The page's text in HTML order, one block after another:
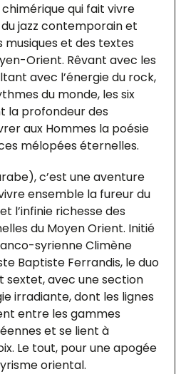
qui fait vivre
jazz contemporain et
musiques et des textes
Orient. Rêvant avec les
avec l’énergie du rock,
du monde, les six
la profondeur des
aux Hommes la poésie
mélopées éternelles.
c’est une aventure
ensemble la fureur du
l’infinie richesse des
du Moyen Orient. Initié
syrienne Climène
Baptiste Ferrandis, le duo
avec une section
irradiante, dont les lignes
entre les gammes
et se lient à
Le tout, pour une apogée
oriental.